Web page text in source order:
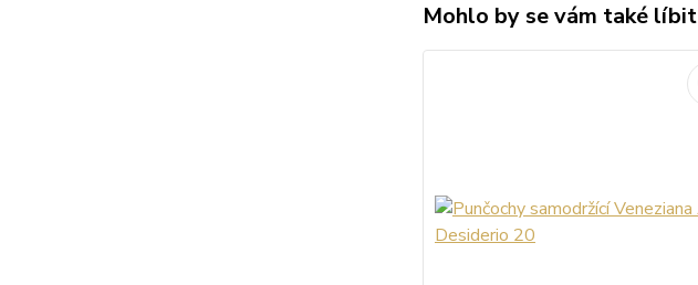
Mohlo by se vám také líbit